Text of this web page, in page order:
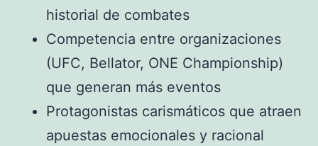
historial de combates
Competencia entre organizaciones
(UFC, Bellator, ONE Championship)
que generan más eventos
Protagonistas carismáticos que atraen
apuestas emocionales y racional